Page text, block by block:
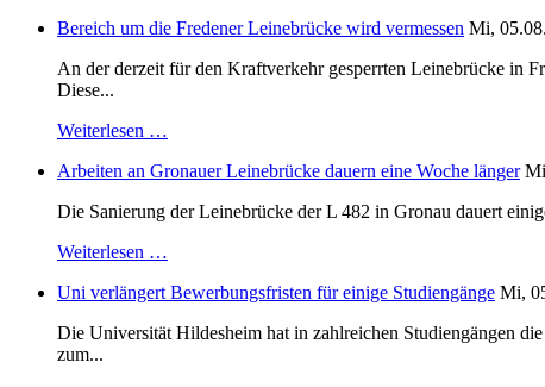
Bereich um die Fredener Leinebrücke wird vermessen Mi,
An der derzeit für den Kraftverkehr gesperrten Leinebrücke in
Diese...
Weiterlesen …
Arbeiten an Gronauer Leinebrücke dauern eine Woche länger
Die Sanierung der Leinebrücke der L 482 in Gronau dauert
Weiterlesen …
Uni verlängert Bewerbungsfristen für einige Studiengänge Mi,
Die Universität Hildesheim hat in zahlreichen Studiengängen
zum...